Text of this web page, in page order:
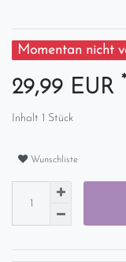
Momentan nicht
29,99 EUR *
Inhalt 1 Stück
Wunschliste